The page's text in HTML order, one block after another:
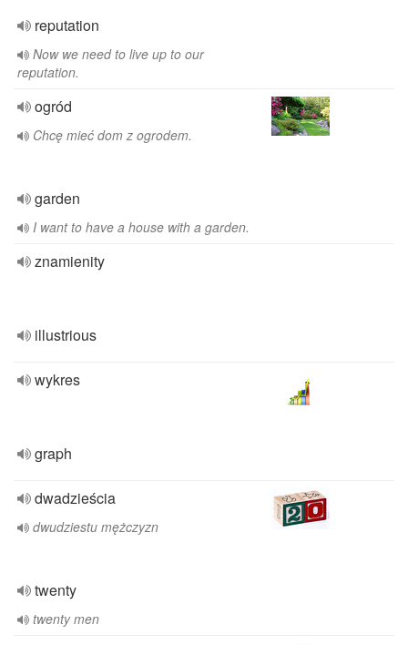
reputation
Now we need to live up to our
reputation.
ogród
Chcę mieć dom z ogrodem.
garden
I want to have a house with a garden.
znamienity
illustrious
wykres
graph
dwadzieścia
dwudziestu mężczyzn
twenty
twenty men